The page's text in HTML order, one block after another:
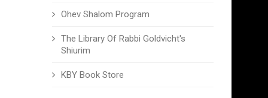
Ohev Shalom Program
The Library Of Rabbi Goldvicht's
Shiurim
KBY Book Store